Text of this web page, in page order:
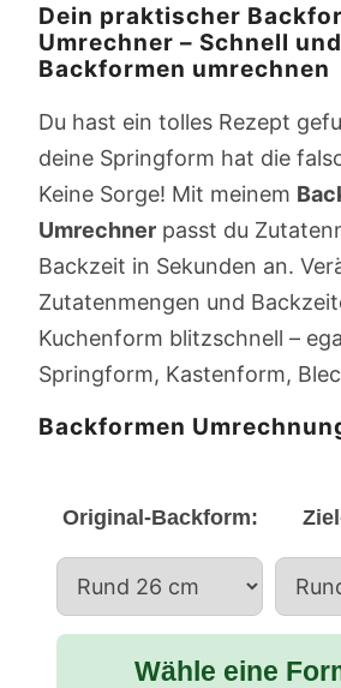
Dein praktischer
Umrechner – Schnell
Backformen umrechnen
Du hast ein tolles Rezept
deine Springform hat die
Keine Sorge! Mit meinem
Umrechner passt du
Backzeit in Sekunden an.
Zutatenmengen und
Kuchenform blitzschnell –
Springform, Kastenform,
Backformen
Original-Backform:
Wähle eine